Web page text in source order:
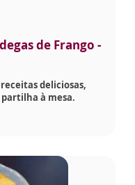
de Frango -
deliciosas,
à mesa.